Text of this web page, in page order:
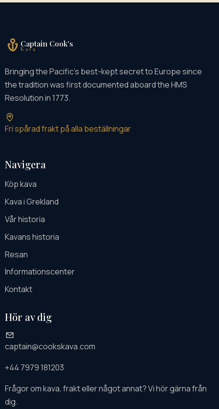
Captain Cook's
Kava
Bringing the Pacific's best-kept secret to Europe since
the tradition was first documented aboard the HMS
Resolution in 1773.
Fri spårad frakt på alla beställningar
Navigera
Köp kava
Kava i Grekland
Vår historia
Kavans historia
Resan
Informationscenter
Kontakt
Hör av dig
captain@cookskava.com
+44 7979 181203
Frågor om kava, frakt eller något annat? Vi hör gärna från
dig.